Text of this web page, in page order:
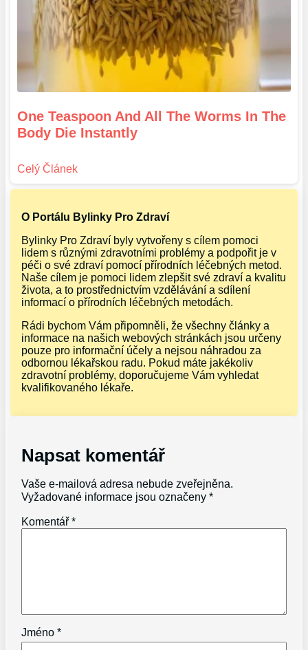
One Teaspoon And All The Worms In The
Body Die Instantly
O Portálu Bylinky Pro Zdraví
Bylinky Pro Zdraví byly vytvořeny s cílem pomoci
lidem s různými zdravotními problémy a podpořit je v
péči o své zdraví pomocí přírodních léčebných metod.
Naše cílem je pomoci lidem zlepšit své zdraví a kvalitu
života, a to prostřednictvím vzdělávání a sdílení
informací o přírodních léčebných metodách.
Rádi bychom Vám připomněli, že všechny články a
informace na našich webových stránkách jsou určeny
pouze pro informační účely a nejsou náhradou za
odbornou lékařskou radu. Pokud máte jakékoliv
zdravotní problémy, doporučujeme Vám vyhledat
kvalifikovaného lékaře.
Napsat komentář
Vaše e-mailová adresa nebude zveřejněna.
Vyžadované informace jsou označeny*
Komentář*
Jméno*